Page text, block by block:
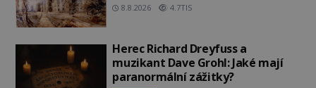
8.8.2026 4.7TIS
Herec Richard Dreyfuss a
muzikant Dave Grohl: Jaké mají
paranormální zážitky?